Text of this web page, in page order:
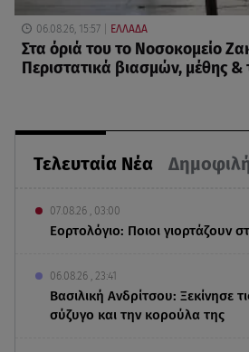
Τελευταία Νέα
07.08.26 , 03:00
Εορτολόγιο: Ποιοι γιορτάζουν
06.08.26 , 23:41
Βασιλική Ανδρίτσου: Ξεκίνησε
σύζυγο και την κορούλα της
06.08.26, 15:57 ΕΛΛΑΔΑ
Στα όριά του το Νοσοκομείο
Περιστατικά βιασμών, μέθης &